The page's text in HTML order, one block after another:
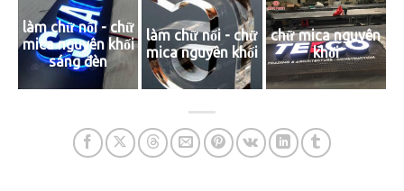
làm chữ nổi - chữ
mica nguyên khối
sáng đèn
làm chữ nổi - chữ
mica nguyên khối
chữ mica nguyên
khối